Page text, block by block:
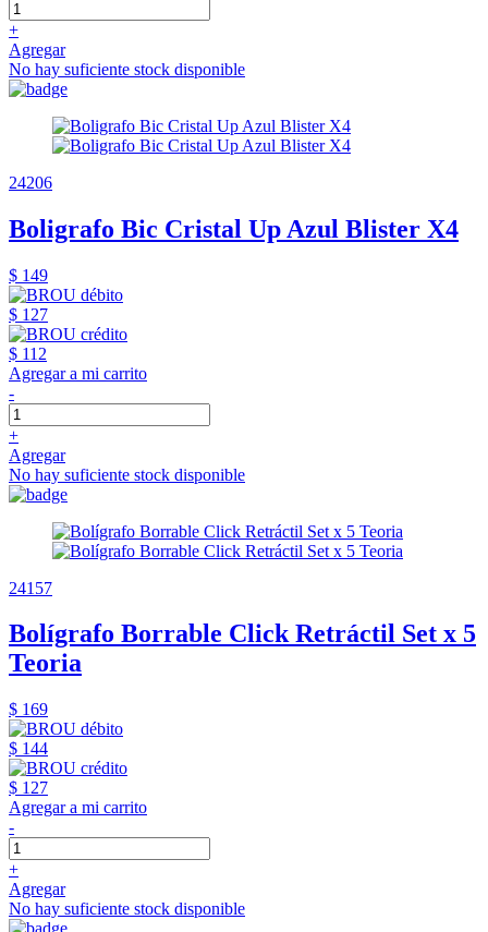
+
Agregar
No hay suficiente stock disponible
24206
Boligrafo Bic Cristal Up Azul Blister X4
$ 149
$ 127
$ 112
Agregar a mi carrito
-
+
Agregar
No hay suficiente stock disponible
24157
Bolígrafo Borrable Click Retráctil Set x 5
Teoria
$ 169
$ 144
$ 127
Agregar a mi carrito
-
+
Agregar
No hay suficiente stock disponible